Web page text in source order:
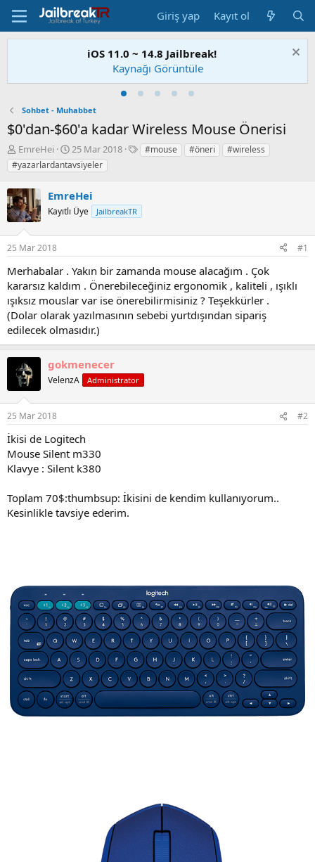
Giriş yap Kayıt ol
iOS 11.0 ~ 14.8 Jailbreak!
Kaynağı Görüntüle
Sohbet - Muhabbet
$0'dan-$60'a kadar Wireless Mouse Önerisi
K
o
n
u
S
a
h
i
b
EmreHei
B
a
ş
a
n
ı
a
r
i
h
i
25 Mar 2018
E
e
#mouse #öneri
#wireless
#yazarlardantavsiyeler
EmreHei
Kayıtlı Üye JailbreakTR
25 Mar 2018 #1
Merhabalar . Yakın bir zamanda mouse alacağım . Çok
kararsız kaldım . Önerebileceğiniz ergonomik , kaliteli , ışıklı
ışıksız mouslar var ise önerebilirmisiniz ? Teşekkürler .
(Dolar olarak yazılmasının sebebi yurtdışından sipariş
edilecek olmasıdır.)
gokmenecer
VelenzA Administrator
25 Mar 2018 #2
İkisi de Logitech
Mouse Silent m330
Klavye : Silent k380
Toplam 70$:thumbsup: İkisini de kendim kullanıyorum..
Kesinlikle tavsiye ederim.